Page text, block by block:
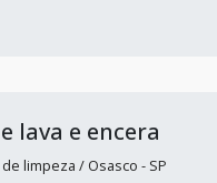
lava e encera
limpeza / Osasco - SP